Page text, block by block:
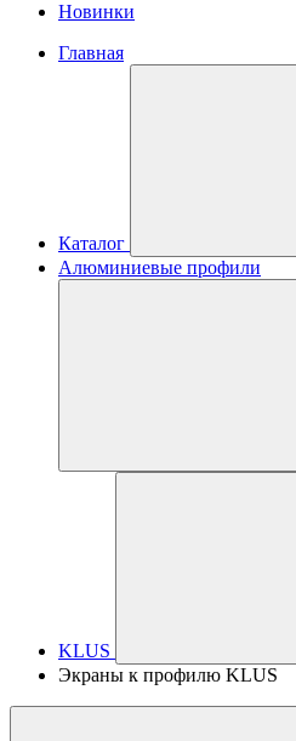
Новинки
Главная
Каталог
Алюминиевые профили
KLUS
Экраны к профилю KLUS